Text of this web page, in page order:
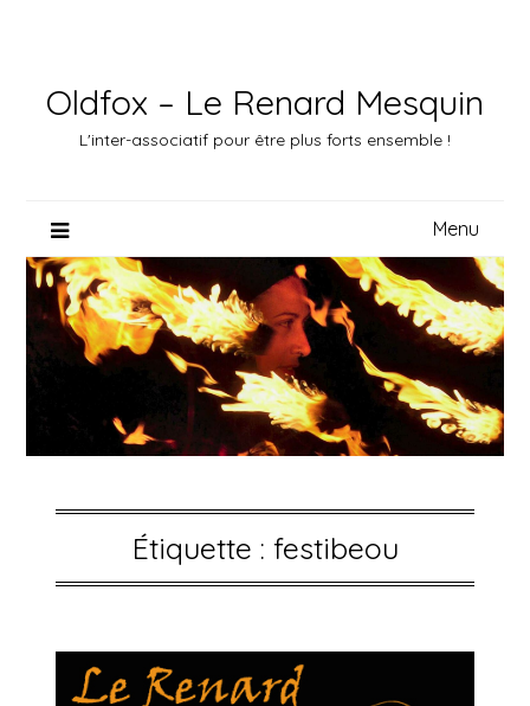
Oldfox – Le Renard Mesquin
L'inter-associatif pour être plus forts ensemble !
Menu
Étiquette : festibeou